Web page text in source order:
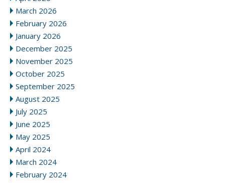
March 2026
February 2026
January 2026
December 2025
November 2025
October 2025
September 2025
August 2025
July 2025
June 2025
May 2025
April 2024
March 2024
February 2024